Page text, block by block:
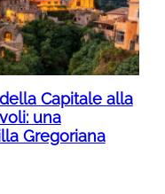
Capitale alla
una
Gregoriana